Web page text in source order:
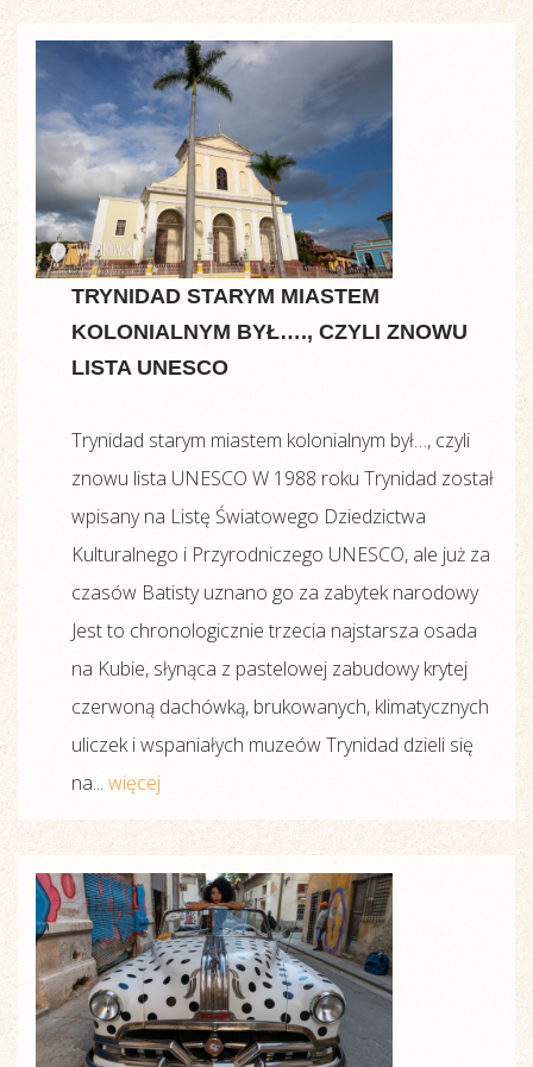
TRYNIDAD STARYM MIASTEM
KOLONIALNYM BYŁ…., CZYLI ZNOWU
LISTA UNESCO
Trynidad starym miastem kolonialnym był…, czyli
znowu lista UNESCO W 1988 roku Trynidad został
wpisany na Listę Światowego Dziedzictwa
Kulturalnego i Przyrodniczego UNESCO, ale już za
czasów Batisty uznano go za zabytek narodowy
Jest to chronologicznie trzecia najstarsza osada
na Kubie, słynąca z pastelowej zabudowy krytej
czerwoną dachówką, brukowanych, klimatycznych
uliczek i wspaniałych muzeów Trynidad dzieli się
na... więcej